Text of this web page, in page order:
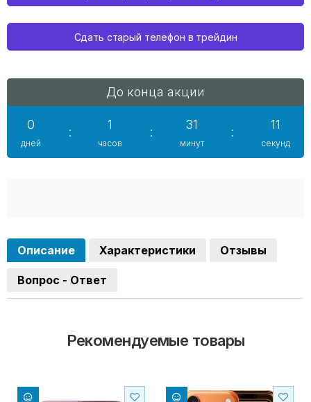
Сдать старый телефон в трейдин
До конца акции
0
дней
:
1
часов
:
31
минут
:
10
секунд
Описание Характеристики Отзывы
Вопрос - Ответ
Рекомендуемые товары